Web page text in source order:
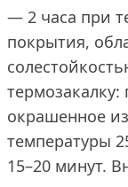
— 2 часа при
покрытия,
окрашенное
температуры
15–20 минут.